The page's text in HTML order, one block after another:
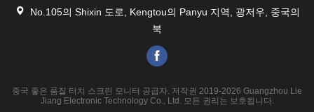
아, 발리 V22 & V32 (SP-
Bally V22 & V32 (SP-